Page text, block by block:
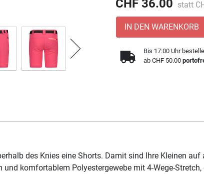
CHF 36.00 statt
IN DEN WARENKORB
Bis 17:00 Uhr
ab CHF 50.00
des Knies eine Shorts. Damit sind Ihre Kleinen
komfortablem Polyestergewebe mit 4-Wege-